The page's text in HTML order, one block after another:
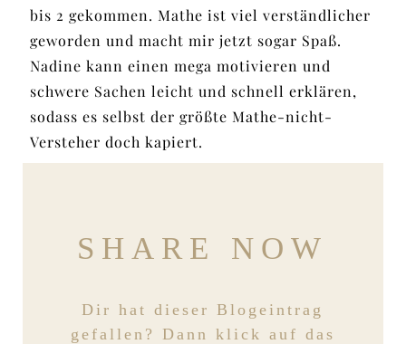
bis 2 gekommen. Mathe ist viel verständlicher
geworden und macht mir jetzt sogar Spaß.
Nadine kann einen mega motivieren und
schwere Sachen leicht und schnell erklären,
sodass es selbst der größte Mathe-nicht-
Versteher doch kapiert.
SHARE NOW
Dir hat dieser Blogeintrag
gefallen? Dann klick auf das